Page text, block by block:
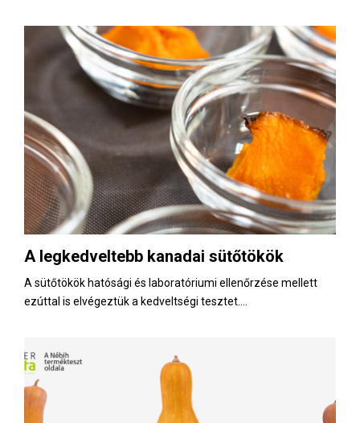
A legkedveltebb kanadai sütőtökök
A sütőtökök hatósági és laboratóriumi ellenőrzése mellett
ezúttal is elvégeztük a kedveltségi tesztet....